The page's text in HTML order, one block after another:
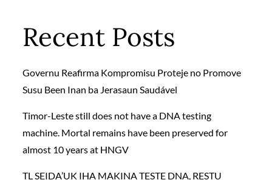
Recent Posts
Governu Reafirma Kompromisu Proteje no Promove
Susu Been Inan ba Jerasaun Saudável
Timor-Leste still does not have a DNA testing
machine. Mortal remains have been preserved for
almost 10 years at HNGV
TL SEIDA’UK IHA MAKINA TESTE DNA, RESTU